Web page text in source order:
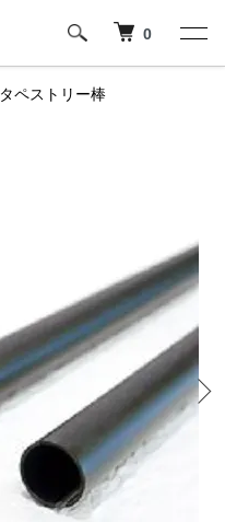
0
タペストリー棒